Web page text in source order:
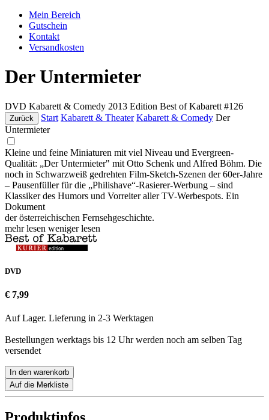
Mein Bereich
Gutschein
Kontakt
Versandkosten
Der Untermieter
DVD Kabarett & Comedy 2013 Edition Best of Kabarett #126
Zurück Start Kabarett & Theater Kabarett & Comedy Der
Untermieter
Kleine und feine Miniaturen mit viel Niveau und Evergreen-
Qualität: „Der Untermieter" mit Otto Schenk und Alfred Böhm. Die
noch in Schwarzweiß gedrehten Film-Sketch-Szenen der 60er-Jahre
– Pausenfüller für die „Philishave“-Rasierer-Werbung – sind
Klassiker des Humors und Vorreiter aller TV-Werbespots. Ein
Dokument
der österreichischen Fernsehgeschichte.
mehr lesen weniger lesen
DVD
€ 7,99
Auf Lager. Lieferung in 2-3 Werktagen
Bestellungen werktags bis 12 Uhr werden noch am selben Tag
versendet
In den warenkorb
Auf die Merkliste